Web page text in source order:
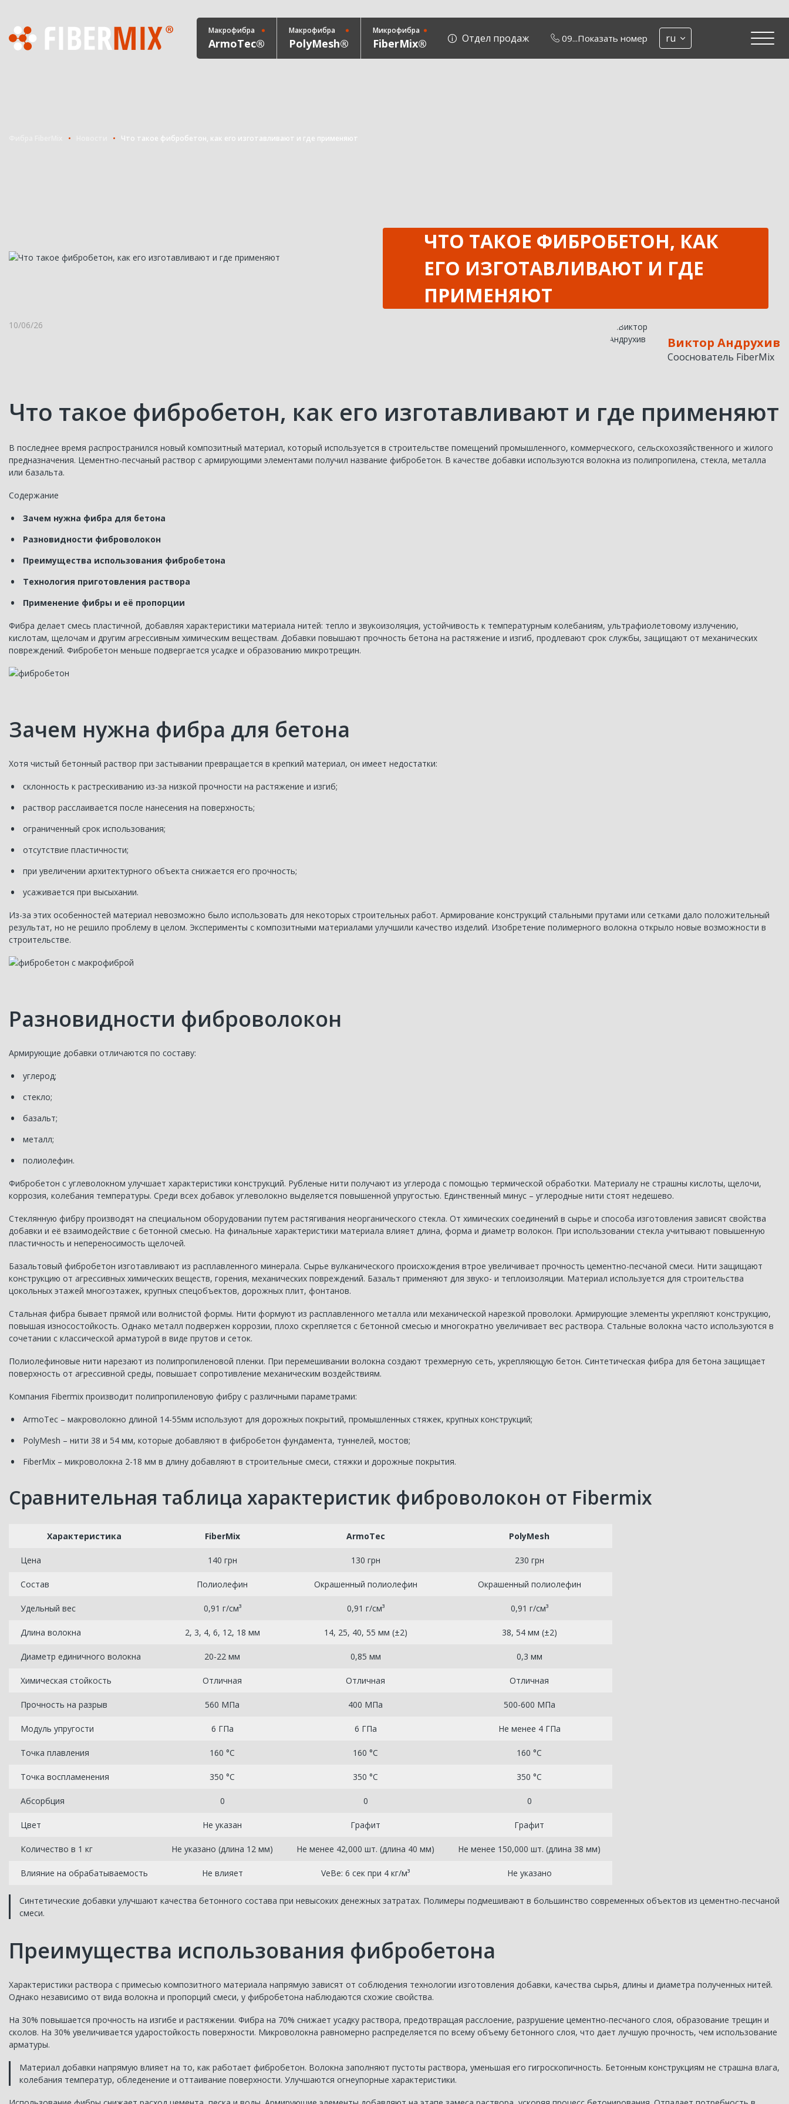
Макрофибра
ArmoTec®
Макрофибра
PolyMesh®
Микрофибра
FiberMix® Отдел продаж 09...Показать номер ru
Что такое фибробетон, как его изготавливают и где применяют
ЧТО ТАКОЕ ФИБРОБЕТОН, КАК
ЕГО ИЗГОТАВЛИВАЮТ И ГДЕ
ПРИМЕНЯЮТ
10/06/26
Виктор Андрухив
Сооснователь FiberMix
Что такое фибробетон, как его изготавливают и где применяют
В последнее время распространился новый композитный материал, который используется в строительстве помещений промышленного, коммерческого, сельскохозяйственного и жилого
предназначения. Цементно-песчаный раствор с армирующими элементами получил название фибробетон. В качестве добавки используются волокна из полипропилена, стекла, металла
или базальта.
Содержание
Зачем нужна фибра для бетона
Разновидности фиброволокон
Преимущества использования фибробетона
Технология приготовления раствора
Применение фибры и её пропорции
Фибра делает смесь пластичной, добавляя характеристики материала нитей: тепло и звукоизоляция, устойчивость к температурным колебаниям, ультрафиолетовому излучению,
кислотам, щелочам и другим агрессивным химическим веществам. Добавки повышают прочность бетона на растяжение и изгиб, продлевают срок службы, защищают от механических
повреждений. Фибробетон меньше подвергается усадке и образованию микротрещин.
Зачем нужна фибра для бетона
Хотя чистый бетонный раствор при застывании превращается в крепкий материал, он имеет недостатки:
склонность к растрескиванию из-за низкой прочности на растяжение и изгиб;
раствор расслаивается после нанесения на поверхность;
ограниченный срок использования;
отсутствие пластичности;
при увеличении архитектурного объекта снижается его прочность;
усаживается при высыхании.
Из-за этих особенностей материал невозможно было использовать для некоторых строительных работ. Армирование конструкций стальными прутами или сетками дало положительный
результат, но не решило проблему в целом. Эксперименты с композитными материалами улучшили качество изделий. Изобретение полимерного волокна открыло новые возможности в
строительстве.
Разновидности фиброволокон
Армирующие добавки отличаются по составу:
углерод;
стекло;
базальт;
металл;
полиолефин.
Фибробетон с углеволокном улучшает характеристики конструкций. Рубленые нити получают из углерода с помощью термической обработки. Материалу не страшны кислоты, щелочи,
коррозия, колебания температуры. Среди всех добавок углеволокно выделяется повышенной упругостью. Единственный минус – углеродные нити стоят недешево.
Стеклянную фибру производят на специальном оборудовании путем растягивания неорганического стекла. От химических соединений в сырье и способа изготовления зависят свойства
добавки и её взаимодействие с бетонной смесью. На финальные характеристики материала влияет длина, форма и диаметр волокон. При использовании стекла учитывают повышенную
пластичность и непереносимость щелочей.
Базальтовый фибробетон изготавливают из расплавленного минерала. Сырье вулканического происхождения втрое увеличивает прочность цементно-песчаной смеси. Нити защищают
конструкцию от агрессивных химических веществ, горения, механических повреждений. Базальт применяют для звуко- и теплоизоляции. Материал используется для строительства
цокольных этажей многоэтажек, крупных спецобъектов, дорожных плит, фонтанов.
Стальная фибра бывает прямой или волнистой формы. Нити формуют из расплавленного металла или механической нарезкой проволоки. Армирующие элементы укрепляют конструкцию,
повышая износостойкость. Однако металл подвержен коррозии, плохо скрепляется с бетонной смесью и многократно увеличивает вес раствора. Стальные волокна часто используются в
сочетании с классической арматурой в виде прутов и сеток.
Полиолефиновые нити нарезают из полипропиленовой пленки. При перемешивании волокна создают трехмерную сеть, укрепляющую бетон. Синтетическая фибра для бетона защищает
поверхность от агрессивной среды, повышает сопротивление механическим воздействиям.
Компания Fibermix производит полипропиленовую фибру с различными параметрами:
ArmoTec – макроволокно длиной 14-55мм используют для дорожных покрытий, промышленных стяжек, крупных конструкций;
PolyMesh – нити 38 и 54 мм, которые добавляют в фибробетон фундамента, туннелей, мостов;
FiberMix – микроволокна 2-18 мм в длину добавляют в строительные смеси, стяжки и дорожные покрытия.
Сравнительная таблица характеристик фиброволокон от Fibermix
Характеристика FiberMix ArmoTec PolyMesh
Цена 140 грн 130 грн 230 грн
Состав Полиолефин Окрашенный полиолефин Окрашенный полиолефин
Удельный вес 0,91 г/см³ 0,91 г/см³ 0,91 г/см³
Длина волокна 2, 3, 4, 6, 12, 18 мм 14, 25, 40, 55 мм (±2) 38, 54 мм (±2)
Диаметр единичного волокна 20-22 мм 0,85 мм 0,3 мм
Химическая стойкость Отличная Отличная Отличная
Прочность на разрыв 560 МПа 400 МПа 500-600 МПа
Модуль упругости 6 ГПа 6 ГПа Не менее 4 ГПа
Точка плавления 160 °C 160 °C 160 °C
Точка воспламенения 350 °C 350 °C 350 °C
Абсорбция 0 0 0
Цвет Не указан Графит Графит
Количество в 1 кг Не указано (длина 12 мм) Не менее 42,000 шт. (длина 40 мм) Не менее 150,000 шт. (длина 38 мм)
Влияние на обрабатываемость Не влияет VeBe: 6 сек при 4 кг/м³ Не указано
Синтетические добавки улучшают качества бетонного состава при невысоких денежных затратах. Полимеры подмешивают в большинство современных объектов из цементно-песчаной
смеси.
Преимущества использования фибробетона
Характеристики раствора с примесью композитного материала напрямую зависят от соблюдения технологии изготовления добавки, качества сырья, длины и диаметра полученных нитей.
Однако независимо от вида волокна и пропорций смеси, у фибробетона наблюдаются схожие свойства.
На 30% повышается прочность на изгибе и растяжении. Фибра на 70% снижает усадку раствора, предотвращая расслоение, разрушение цементно-песчаного слоя, образование трещин и
сколов. На 30% увеличивается ударостойкость поверхности. Микроволокна равномерно распределяется по всему объему бетонного слоя, что дает лучшую прочность, чем использование
арматуры.
Материал добавки напрямую влияет на то, как работает фибробетон. Волокна заполняют пустоты раствора, уменьшая его гигроскопичность. Бетонным конструкциям не страшна влага,
колебания температур, обледенение и оттаивание поверхности. Улучшаются огнеупорные характеристики.